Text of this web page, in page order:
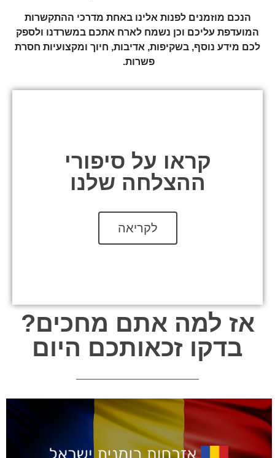
הנכם מוזמנים לפנות אלינו באחת מדרכי ההתקשרות
המועדפת עליכם וכן נשמח לארח אתכם במשרדנו ולספק
לכם מידע נוסף, בשקיפות, אדיבות, חיוך ומקצועיות חסרת
פשרות.
קראו על סיפורי
ההצלחה שלנו
לקריאה
אז למה אתם מחכים?
בדקו זכאותכם היום